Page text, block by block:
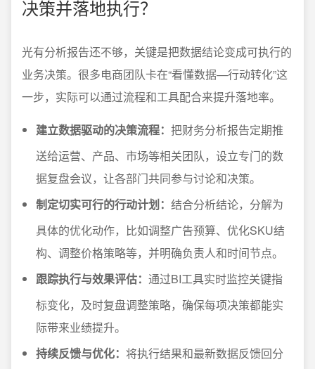
决策并落地执行？
光有分析报告还不够，关键是把数据结论变成可执行的
业务决策。很多电商团队卡在“看懂数据—行动转化”这
一步，实际可以通过流程和工具配合来提升落地率。
建立数据驱动的决策流程： 把财务分析报告定期推
送给运营、产品、市场等相关团队，设立专门的数
据复盘会议，让各部门共同参与讨论和决策。
制定切实可行的行动计划： 结合分析结论，分解为
具体的优化动作，比如调整广告预算、优化SKU结
构、调整价格策略等，并明确负责人和时间节点。
跟踪执行与效果评估： 通过BI工具实时监控关键指
标变化，及时复盘调整策略，确保每项决策都能实
际带来业绩提升。
持续反馈与优化： 将执行结果和最新数据反馈回分